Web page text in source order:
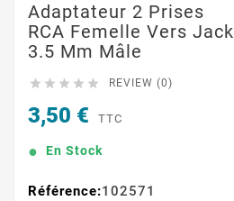
Adaptateur 2 Prises
RCA Femelle Vers Jack
3.5 Mm Mâle
     REVIEW (0)
3,50 € TTC
En Stock
Référence:102571